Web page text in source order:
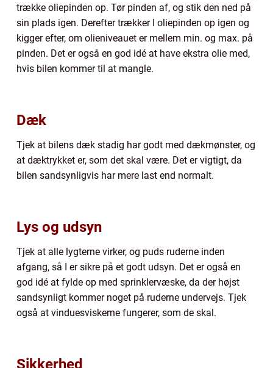
trække oliepinden op. Tør pinden af, og stik den ned på
sin plads igen. Derefter trækker I oliepinden op igen og
kigger efter, om olieniveauet er mellem min. og max. på
pinden. Det er også en god idé at have ekstra olie med,
hvis bilen kommer til at mangle.
Dæk
Tjek at bilens dæk stadig har godt med dækmønster, og
at dæktrykket er, som det skal være. Det er vigtigt, da
bilen sandsynligvis har mere last end normalt.
Lys og udsyn
Tjek at alle lygterne virker, og puds ruderne inden
afgang, så I er sikre på et godt udsyn. Det er også en
god idé at fylde op med sprinklervæske, da der højst
sandsynligt kommer noget på ruderne undervejs. Tjek
også at vinduesviskerne fungerer, som de skal.
Sikkerhed